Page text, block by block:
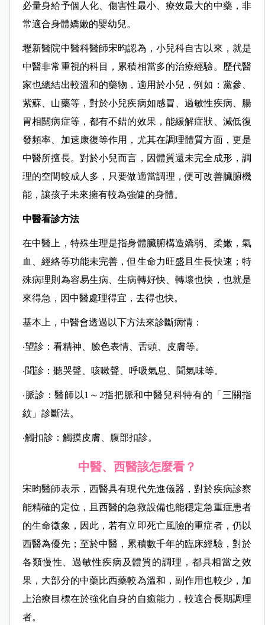
必量身給予個人化、傷害性最小、療效最大的中藥，非
常適合身體嬌嫩的嬰幼兒。
壢新醫院中醫科醫師宋昀認為，小兒科自古以來，就是
中醫非常重視的科目，累積相當多的治療經驗。歷代醫
家也總結出較溫和的藥物，適用於小兒，例如：黨參、
紫蘇、山藥等，對於小兒疾病如感冒、過敏性疾病、腸
胃相關病症等，都有不錯的效果，能緩解症狀、減低復
發頻率、加速康復等作用，尤其在調理體質方面，更是
中醫所擅長。對於小兒而言，因體質還未完全成形，調
理的空間較成人多，只要做適當調理，便可改善臟腑機
能，讓孩子未來擁有較為強健的身體。
中醫看診方法
在中醫上，特殊生理是指身體臟腑構造嬌弱、柔嫩，氣
血、經絡等功能未完善，但生命力旺盛且生長快速；特
殊病理則為容易生病、生病轉好快、轉壞也快，也就是
來得急，因中醫處理得宜，去得也快。
基本上，中醫會透過以下方法來診斷病情：
‧望診：看精神、臉色表情、舌頭、皮膚等。
‧聞診：聽哭聲、咳嗽聲、呼吸氣息、聞氣味等。
‧脈診：醫師以1～2指把脈和中醫兒科特有的「三關指
紋」診斷法。
‧觸扣診：觸摸皮膚、腹部扣診。
中醫、西醫該怎麼看？
宋昀醫師表示，西醫具有現代先進儀器，對於疾病診察
能精確的定位，且西醫的急救設備也能穩定急重症患者
的生命徵象，因此，若有立即死亡風險的重症者，仍以
西醫為優先；至於中醫，累積數千年的臨床經驗，對於
各類慢性、過敏性疾病及體質的調理，都具相當之效
果，大部分的中藥比西藥較為溫和，副作用也較少，加
上治療目標在於強化自身的自癒能力，較適合長期調理
者。